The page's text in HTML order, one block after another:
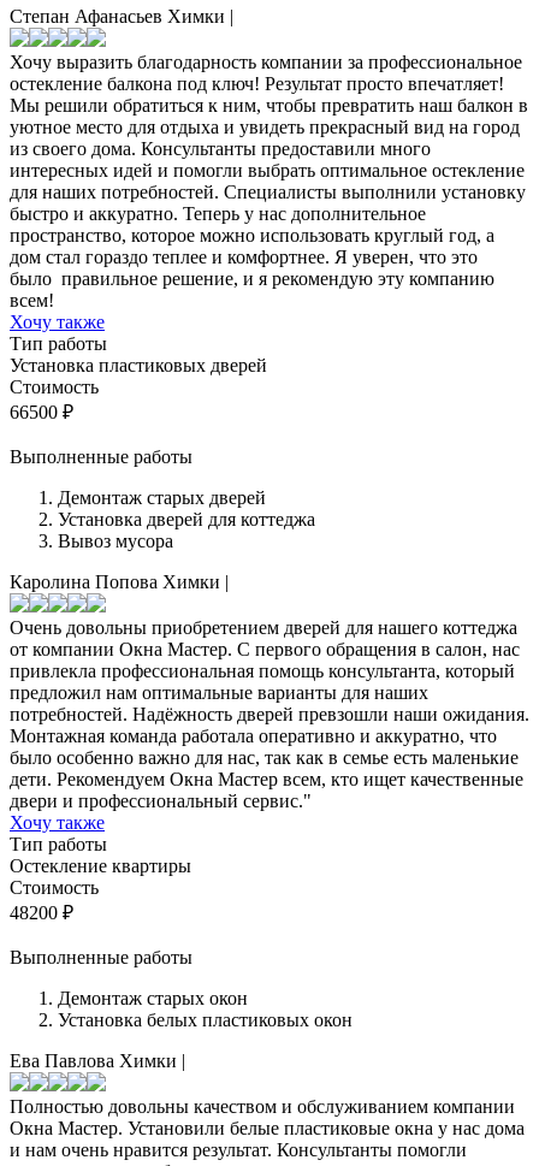
Степан Афанасьев Химки |
Хочу выразить благодарность компании за профессиональное
остекление балкона под ключ! Результат просто впечатляет!
Мы решили обратиться к ним, чтобы превратить наш балкон в
уютное место для отдыха и увидеть прекрасный вид на город
из своего дома. Консультанты предоставили много
интересных идей и помогли выбрать оптимальное остекление
для наших потребностей. Специалисты выполнили установку
быстро и аккуратно. Теперь у нас дополнительное
пространство, которое можно использовать круглый год, а
дом стал гораздо теплее и комфортнее. Я уверен, что это
было правильное решение, и я рекомендую эту компанию
всем!
Хочу также
Тип работы
Установка пластиковых дверей
Стоимость
66500 ₽
Выполненные работы
Демонтаж старых дверей
Установка дверей для коттеджа
Вывоз мусора
Каролина Попова Химки |
Очень довольны приобретением дверей для нашего коттеджа
от компании Окна Мастер. С первого обращения в салон, нас
привлекла профессиональная помощь консультанта, который
предложил нам оптимальные варианты для наших
потребностей. Надёжность дверей превзошли наши ожидания.
Монтажная команда работала оперативно и аккуратно, что
было особенно важно для нас, так как в семье есть маленькие
дети. Рекомендуем Окна Мастер всем, кто ищет качественные
двери и профессиональный сервис."
Хочу также
Тип работы
Остекление квартиры
Стоимость
48200 ₽
Выполненные работы
Демонтаж старых окон
Установка белых пластиковых окон
Ева Павлова Химки |
Полностью довольны качеством и обслуживанием компании
Окна Мастер. Установили белые пластиковые окна у нас дома
и нам очень нравится результат. Консультанты помогли